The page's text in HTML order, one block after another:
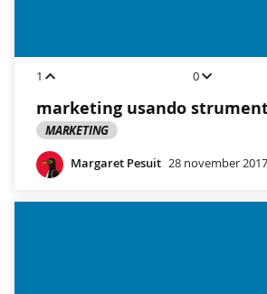
1 0
marketing usando
MARKETING
Margaret Pesuit 28 november 2017